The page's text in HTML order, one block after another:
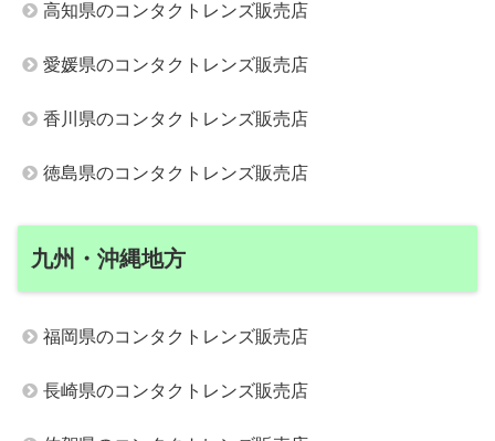
高知県のコンタクトレンズ販売店
愛媛県のコンタクトレンズ販売店
香川県のコンタクトレンズ販売店
徳島県のコンタクトレンズ販売店
九州・沖縄地方
福岡県のコンタクトレンズ販売店
長崎県のコンタクトレンズ販売店